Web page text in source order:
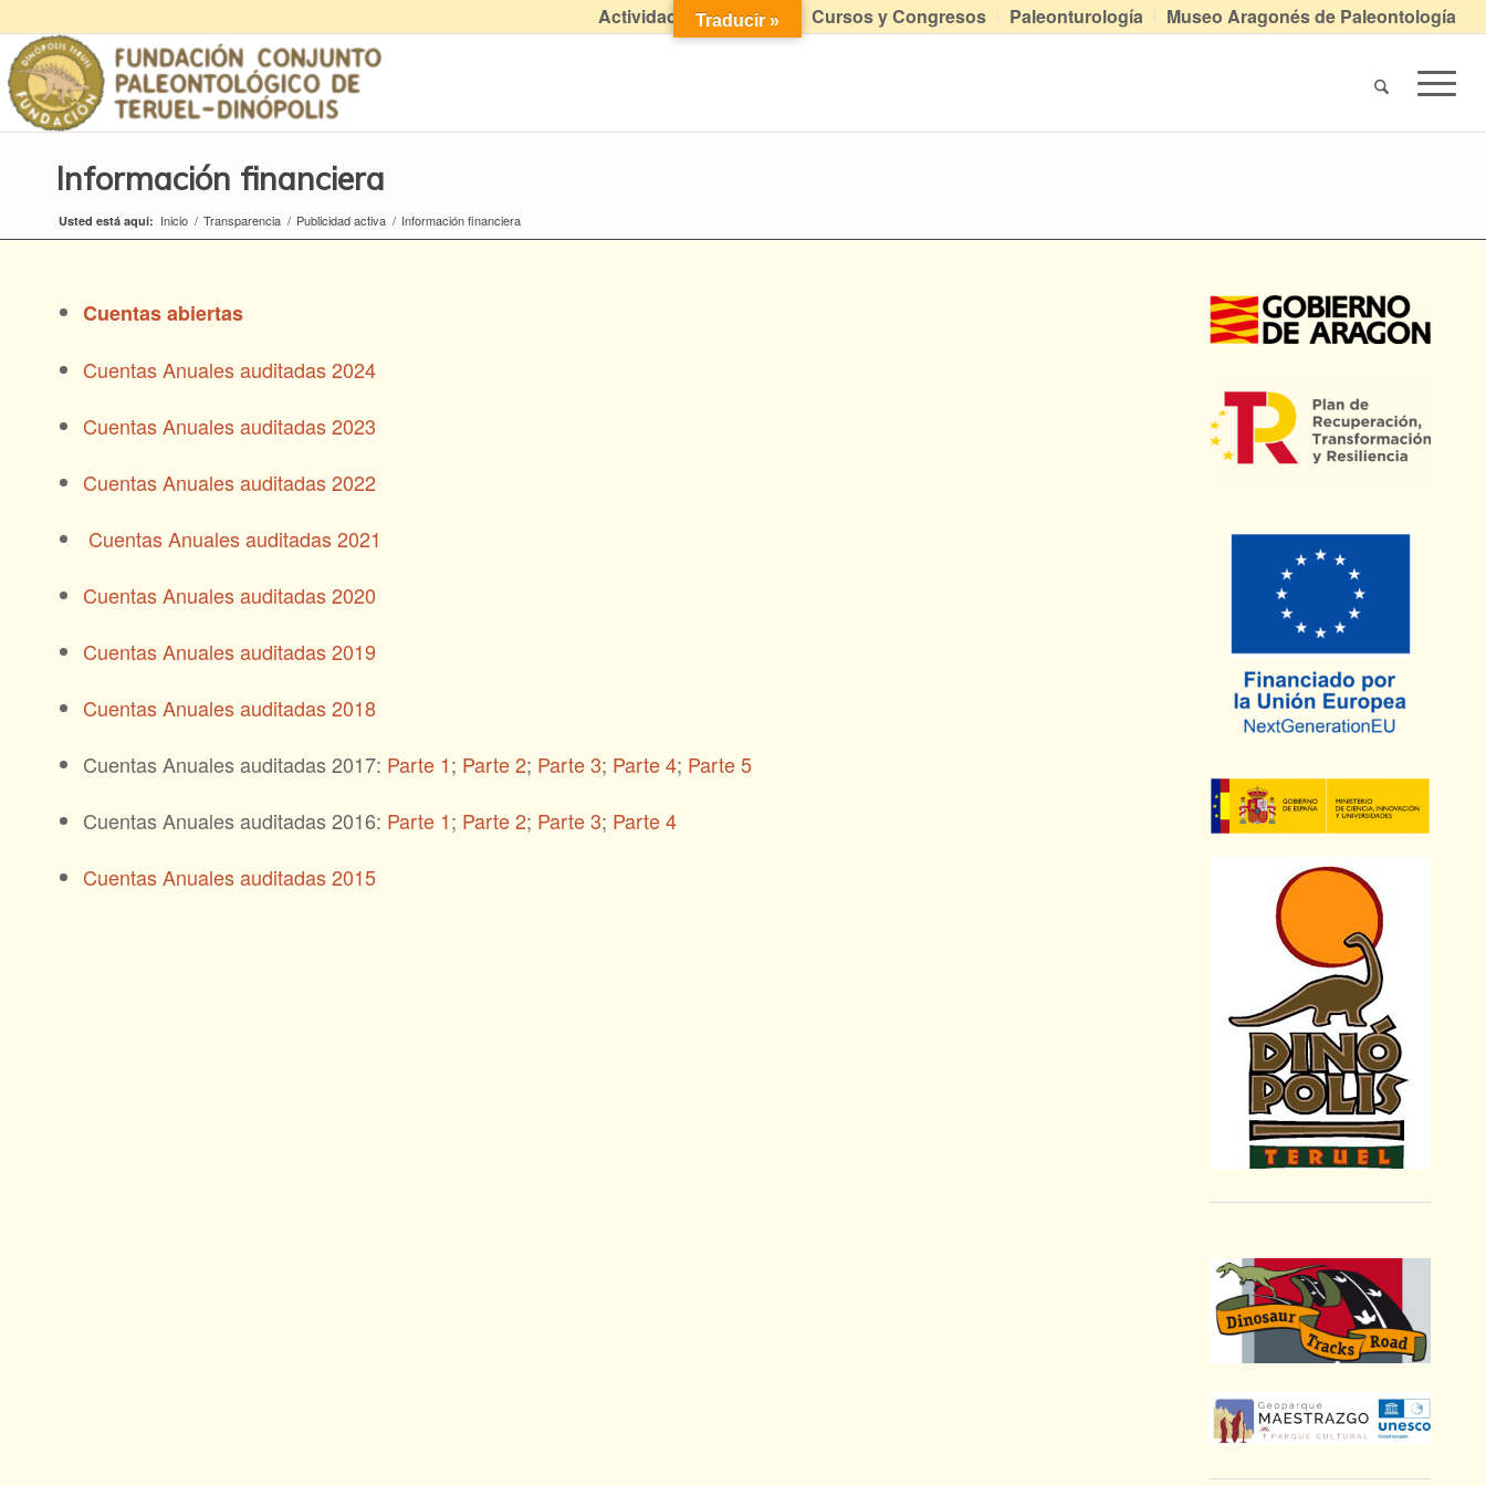
Actividades didácticas Cursos y Congresos Paleonturología Museo Aragonés de Paleontología
Información financiera
Usted está aquí: Inicio / Transparencia / Publicidad activa / Información financiera
Cuentas abiertas
Cuentas Anuales auditadas 2024
Cuentas Anuales auditadas 2023
Cuentas Anuales auditadas 2022
Cuentas Anuales auditadas 2021
Cuentas Anuales auditadas 2020
Cuentas Anuales auditadas 2019
Cuentas Anuales auditadas 2018
Cuentas Anuales auditadas 2017: Parte 1; Parte 2; Parte 3; Parte 4; Parte 5
Cuentas Anuales auditadas 2016: Parte 1; Parte 2; Parte 3; Parte 4
Cuentas Anuales auditadas 2015
Traducir »